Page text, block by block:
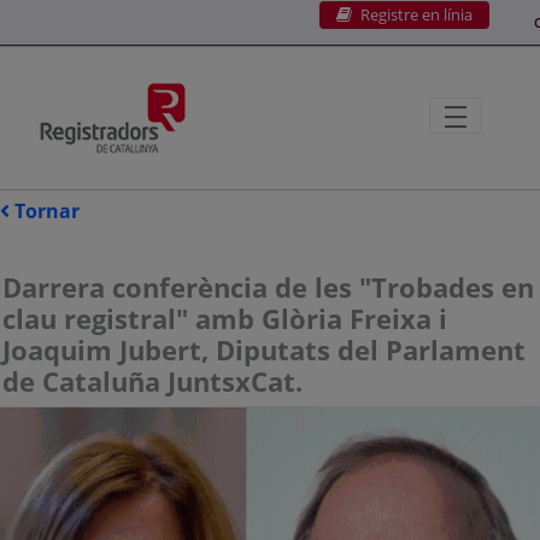
Registre en línia
Tornar
Darrera conferència de les "Trobades en
clau registral" amb Glòria Freixa i
Joaquim Jubert, Diputats del Parlament
de Cataluña JuntsxCat.